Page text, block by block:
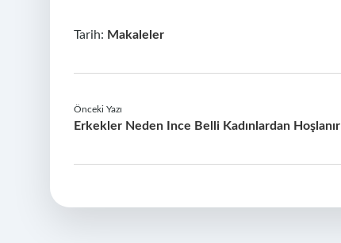
Tarih: Makaleler
Önceki Yazı
Erkekler Neden Ince Belli Kadınlardan Hoşlanır